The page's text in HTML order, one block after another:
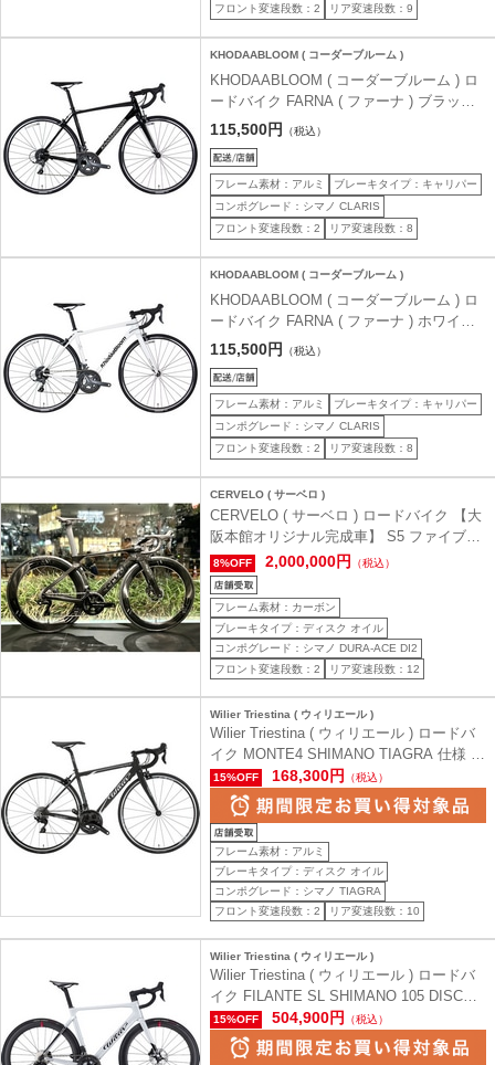
フロント変速段数：2
リア変速段数：9
KHODAABLOOM ( コーダーブルーム )
KHODAABLOOM ( コーダーブルーム ) ロ
ードバイク FARNA ( ファーナ ) ブラック
465 ( 身長目安170cm前後 )
115,500円 （税込）
フレーム素材：アルミ
ブレーキタイプ：キャリパー
コンポグレード：シマノ CLARIS
フロント変速段数：2
リア変速段数：8
KHODAABLOOM ( コーダーブルーム )
KHODAABLOOM ( コーダーブルーム ) ロ
ードバイク FARNA ( ファーナ ) ホワイト
430 ( 身長目安160cm前後 )
115,500円 （税込）
フレーム素材：アルミ
ブレーキタイプ：キャリパー
コンポグレード：シマノ CLARIS
フロント変速段数：2
リア変速段数：8
CERVELO ( サーベロ )
CERVELO ( サーベロ ) ロードバイク 【大
阪本館オリジナル完成車】 S5 ファイブブ
ラック 48 ( 身長目安165cm前後 )
8%OFF 2,000,000円 （税込）
フレーム素材：カーボン
ブレーキタイプ：ディスク オイル
コンポグレード：シマノ DURA-ACE DI2
フロント変速段数：2
リア変速段数：12
Wilier Triestina ( ウィリエール )
Wilier Triestina ( ウィリエール ) ロードバ
イク MONTE4 SHIMANO TIAGRA 仕様 (
モンテクワトロ ) マットブラック/ホワイト
XXS ( 身長目安160cm前後 )
15%OFF 168,300円 （税込）
フレーム素材：アルミ
ブレーキタイプ：ディスク オイル
コンポグレード：シマノ TIAGRA
フロント変速段数：2
リア変速段数：10
Wilier Triestina ( ウィリエール )
Wilier Triestina ( ウィリエール ) ロードバ
イク FILANTE SL SHIMANO 105 DISC
Di2 仕様 ( フィランテ エスエル ) シルバー
S ( 身長目安170cm前後 )
15%OFF 504,900円 （税込）